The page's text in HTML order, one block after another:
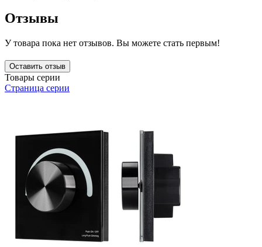
Отзывы
У товара пока нет отзывов. Вы можете стать первым!
Оставить отзыв
Товары серии
Страница серии